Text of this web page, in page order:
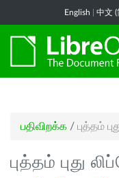
English 中文 (
பதிவிறக்க / புத்தம்
புத்தம் புது